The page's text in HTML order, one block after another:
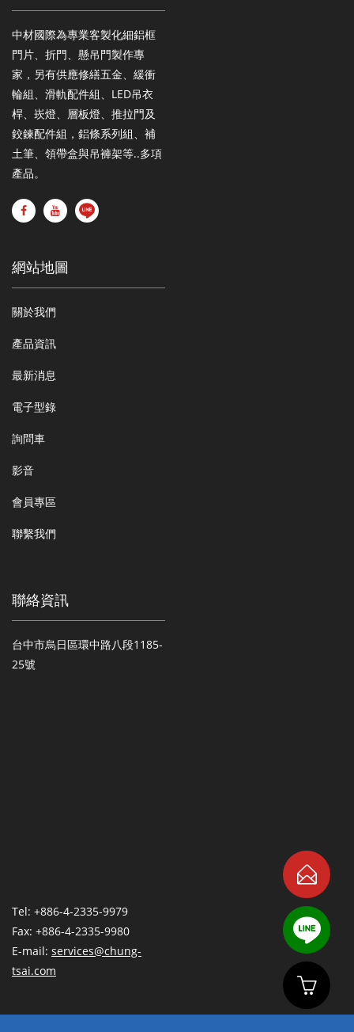
中材國際為專業客製化細鋁框
門片、折門、懸吊門製作專
家，另有供應修繕五金、緩衝
輪組、滑軌配件組、LED吊衣
桿、崁燈、層板燈、推拉門及
鉸鍊配件組，鋁條系列組、補
土筆、領帶盒與吊褲架等..多項
產品。
網站地圖
關於我們
產品資訊
最新消息
電子型錄
詢問車
影音
會員專區
聯繫我們
聯絡資訊
台中市烏日區環中路八段1185-
25號
Tel: +886-4-2335-9979
Fax: +886-4-2335-9980
E-mail: services@chung-
tsai.com